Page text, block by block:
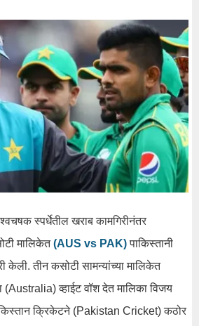
स्पर्धेतील खराब कामगिरीनंतर
मालिकेत(AUS vs PAK) पाकिस्तानी
केली. तीन कसोटी सामन्यांच्या मालिकेत
(Australia) व्हाईट वॉश देत मालिका विजय
क्रिकेटने (Pakistan Cricket) कठोर